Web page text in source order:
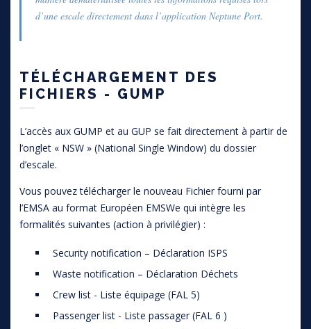
d’une escale directement dans l’application Neptune Port.
TÉLÉCHARGEMENT DES
FICHIERS - GUMP
L’accès aux GUMP et au GUP se fait directement à partir de
l’onglet « NSW » (National Single Window) du dossier
d’escale.
Vous pouvez télécharger le nouveau Fichier fourni par
l’EMSA au format Européen EMSWe qui intègre les
formalités suivantes (action à privilégier) :
Security notification – Déclaration ISPS
Waste notification – Déclaration Déchets
Crew list - Liste équipage (FAL 5)
Passenger list - Liste passager (FAL 6 )